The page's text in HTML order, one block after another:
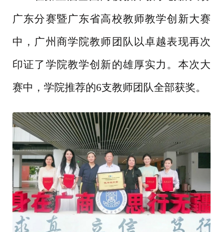
广东分赛暨广东省高校教师教学创新大赛
中，广州商学院教师团队以卓越表现再次
印证了学院教学创新的雄厚实力。本次大
赛中，学院推荐的6支教师团队全部获奖。